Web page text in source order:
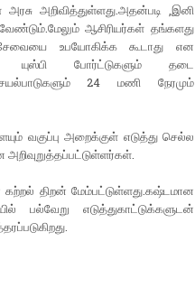
அறிவித்துள்ளது.அதன்படி ,இனி
ஆசிரியர்கள் தங்களது
உபயோகிக்க கூடாது என
யுஸ்பி போர்ட்டுகளும் தடை
24 மணி நேரமும்
வகுப்பு அறைக்குள் எடுத்து செல்ல
அறிவுறுத்தப்பட்டுள்ளர்கள்.
திறன் மேம்பட்டுள்ளது.கஷ்டமான
பல்வேறு எடுத்துகாட்டுக்களுடன்